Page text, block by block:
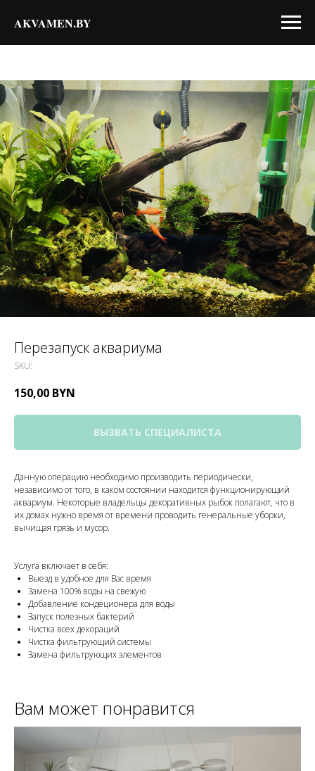
AKVAMEN.BY
Перезапуск аквариума
SKU:
150,00 BYN
ВЫЗВАТЬ СПЕЦИАЛИСТА
Данную операцию необходимо производить периодически,
независимо от того, в каком состоянии находится функционирующий
аквариум. Некоторые владельцы декоративных рыбок полагают, что в
их домах нужно время от времени проводить генеральные уборки,
вычищая грязь и мусор.
Услуга включает в себя:
Выезд в удобное для Вас время
Замена 100% воды на свежую
Добавление кондеционера для воды
Запуск полезных бактерий
Чистка всех декораций
Чистка фильтрующий системы
Замена фильтрующих элементов
Вам может понравится